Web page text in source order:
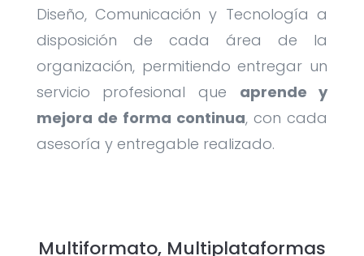
Diseño, Comunicación y Tecnología a
disposición de cada área de la
organización, permitiendo entregar un
servicio profesional que aprende y
mejora de forma continua, con cada
asesoría y entregable realizado.
Multiformato, Multiplataformas